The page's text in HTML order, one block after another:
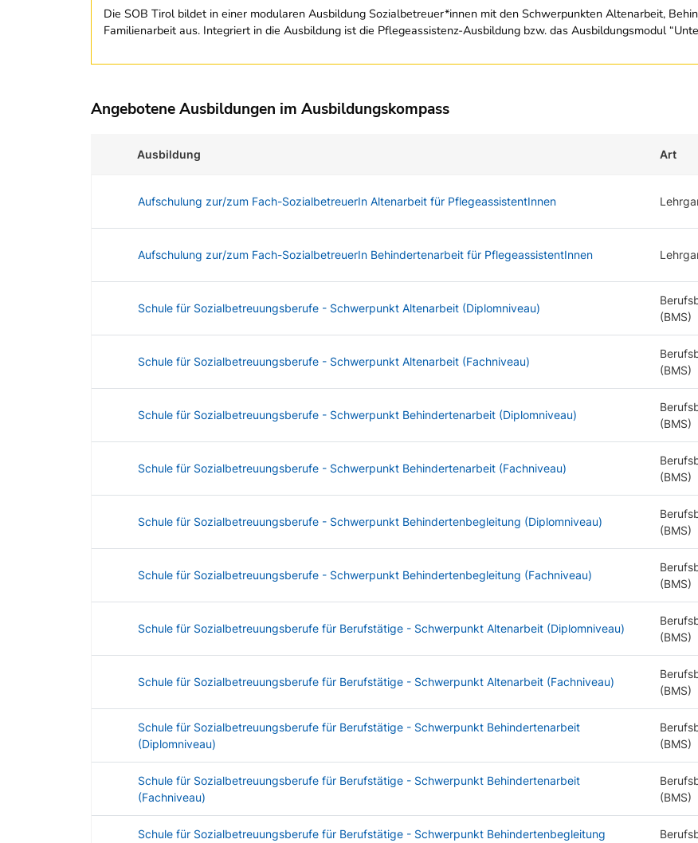
Die SOB Tirol bildet in einer modularen Ausbildung Sozialbetreuer*innen mit den Schwerpunkten Altenarbeit,
Familienarbeit aus. Integriert in die Ausbildung ist die Pflegeassistenz-Ausbildung bzw. das Ausbildungsmodul
Angebotene Ausbildungen im Ausbildungskompass
Ausbildung Art
Aufschulung zur/zum Fach-SozialbetreuerIn Altenarbeit für PflegeassistentInnen
Aufschulung zur/zum Fach-SozialbetreuerIn Behindertenarbeit für PflegeassistentInnen
Schule für Sozialbetreuungsberufe - Schwerpunkt Altenarbeit (Diplomniveau)
(BMS)
Schule für Sozialbetreuungsberufe - Schwerpunkt Altenarbeit (Fachniveau)
(BMS)
Schule für Sozialbetreuungsberufe - Schwerpunkt Behindertenarbeit (Diplomniveau)
(BMS)
Schule für Sozialbetreuungsberufe - Schwerpunkt Behindertenarbeit (Fachniveau)
(BMS)
Schule für Sozialbetreuungsberufe - Schwerpunkt Behindertenbegleitung (Diplomniveau)
(BMS)
Schule für Sozialbetreuungsberufe - Schwerpunkt Behindertenbegleitung (Fachniveau)
(BMS)
Schule für Sozialbetreuungsberufe für Berufstätige - Schwerpunkt Altenarbeit (Diplomniveau)
(BMS)
Schule für Sozialbetreuungsberufe für Berufstätige - Schwerpunkt Altenarbeit (Fachniveau)
(BMS)
Schule für Sozialbetreuungsberufe für Berufstätige - Schwerpunkt Behindertenarbeit
(Diplomniveau)
(BMS)
Schule für Sozialbetreuungsberufe für Berufstätige - Schwerpunkt Behindertenarbeit
(Fachniveau)
(BMS)
Schule für Sozialbetreuungsberufe für Berufstätige - Schwerpunkt Behindertenbegleitung